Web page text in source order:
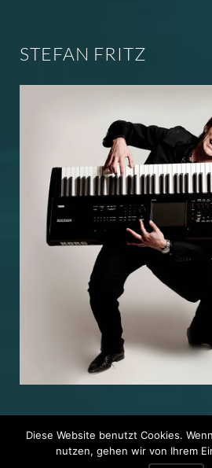
STEFAN FRITZ
Diese Website benutzt Cookies.
nutzen, gehen wir von Ihrem